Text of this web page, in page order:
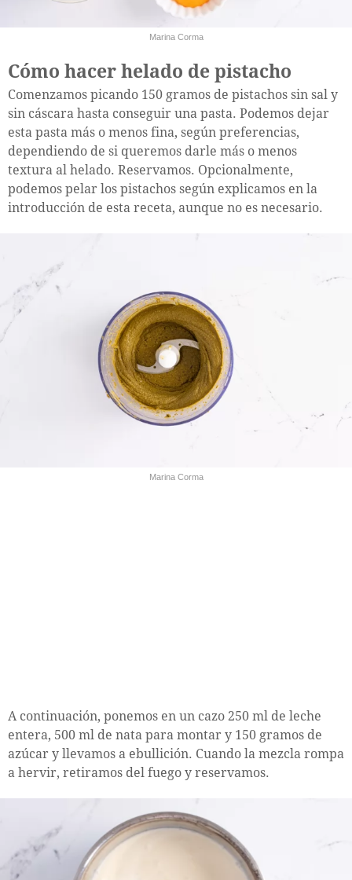
Marina Corma
Cómo hacer helado de pistacho
Comenzamos picando 150 gramos de pistachos sin sal y
sin cáscara hasta conseguir una pasta. Podemos dejar
esta pasta más o menos fina, según preferencias,
dependiendo de si queremos darle más o menos
textura al helado. Reservamos. Opcionalmente,
podemos pelar los pistachos según explicamos en la
introducción de esta receta, aunque no es necesario.
Marina Corma
A continuación, ponemos en un cazo 250 ml de leche
entera, 500 ml de nata para montar y 150 gramos de
azúcar y llevamos a ebullición. Cuando la mezcla rompa
a hervir, retiramos del fuego y reservamos.